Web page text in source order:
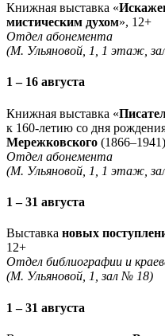
Книжная выставка «
мистическим духом», 12+
Отдел абонемента
(М. Ульяновой, 1, 1 этаж,
1 – 16 августа
Книжная выставка «
к 160-летию со дня
Мережковского
Отдел абонемента
(М. Ульяновой, 1, 1 этаж,
1 – 31 августа
Выставка новых
12+
Отдел библиографии и
(М. Ульяновой, 1, зал № 18)
1 – 31 августа